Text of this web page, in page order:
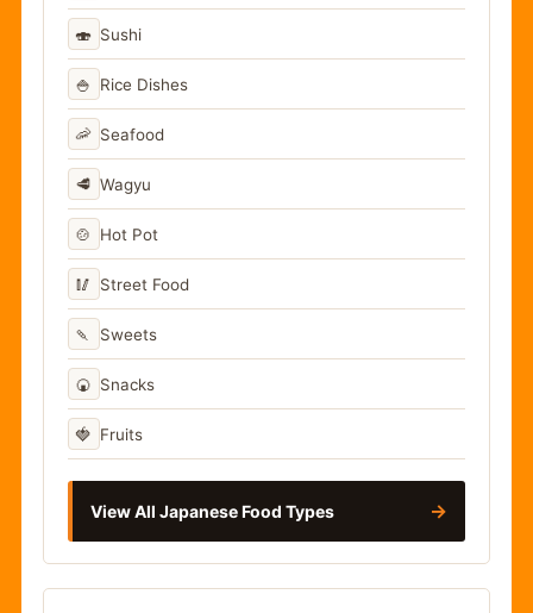
🍣 Sushi
🍚 Rice Dishes
🦐 Seafood
🥩 Wagyu
🍲 Hot Pot
🥢 Street Food
🍡 Sweets
🍘 Snacks
🍓 Fruits
View All Japanese Food Types →